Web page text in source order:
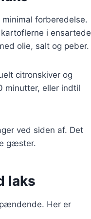
forberedelse.
i ensartede
olie, salt og peber.
citronskiver og
minutter, eller indtil
ved siden af. Det
gæster.
laks
Her er